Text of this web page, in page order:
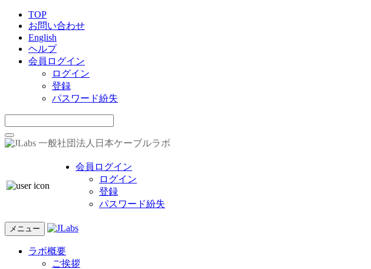
TOP
お問い合わせ
English
ヘルプ
会員ログイン
ログイン
登録
パスワード紛失
一般社団法人日本ケーブルラボ
会員ログイン
ログイン
登録
パスワード紛失
メニュー
ラボ概要
ご挨拶